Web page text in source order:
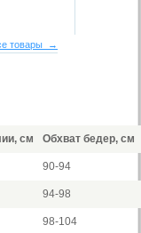
товары →
см Обхват бедер, см
90-94
94-98
98-104